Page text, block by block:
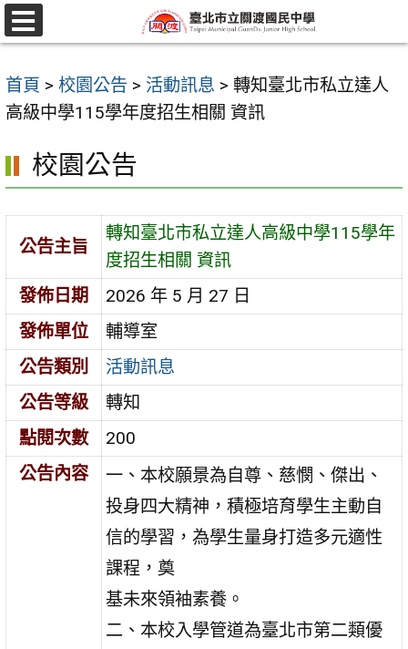
跳
至
要
內
區
選
單
首頁 > 校園公告 > 活動訊息 > 轉知臺北市私立達人
高級中學115學年度招生相關 資訊
校園公告
公告主旨
轉知臺北市私立達人高級中學115學年
度招生相關 資訊
發佈日期
2026 年 5 月 27 日
發佈單位
輔導室
公告類別
活動訊息
公告等級
轉知
點閱次數
200
公告內容
一、本校願景為自尊、慈憫、傑出、
投身四大精神，積極培育學生主動自
信的學習，為學生量身打造多元適性
課程，奠
基未來領袖素養。
二、本校入學管道為臺北市第二類優